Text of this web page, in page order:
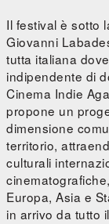
Il festival è sotto
Giovanni
tutta italiana
indipendente di
Cinema Indie
propone un
dimensione
territorio,
culturali
Europa, Asia e
in arrivo da tutto